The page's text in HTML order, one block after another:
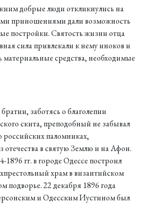
добрые люди откликнулись на
приношениями дали возможность
постройки. Святость жизни отца
сила привлекали к нему иноков и
средства, необходимые
заботясь о благолепии
скита, преподобный не забывал
российских паломниках,
отечества в святую Землю и на Афон.
1896 гг. в городе Одессе построил
храм в византийском
подворье. 22 декабря 1896 года
и Одесским Иустином был